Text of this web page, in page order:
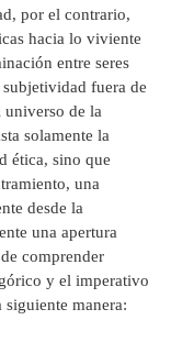
por el contrario,
hacia lo viviente
entre seres
fuera de
de la
solamente la
ética, sino que
una
desde la
una apertura
comprender
y el imperativo
siguiente manera: